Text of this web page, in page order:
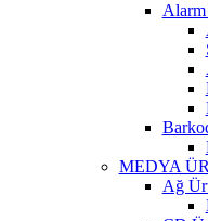
Alarm
MEDYA
Ağ